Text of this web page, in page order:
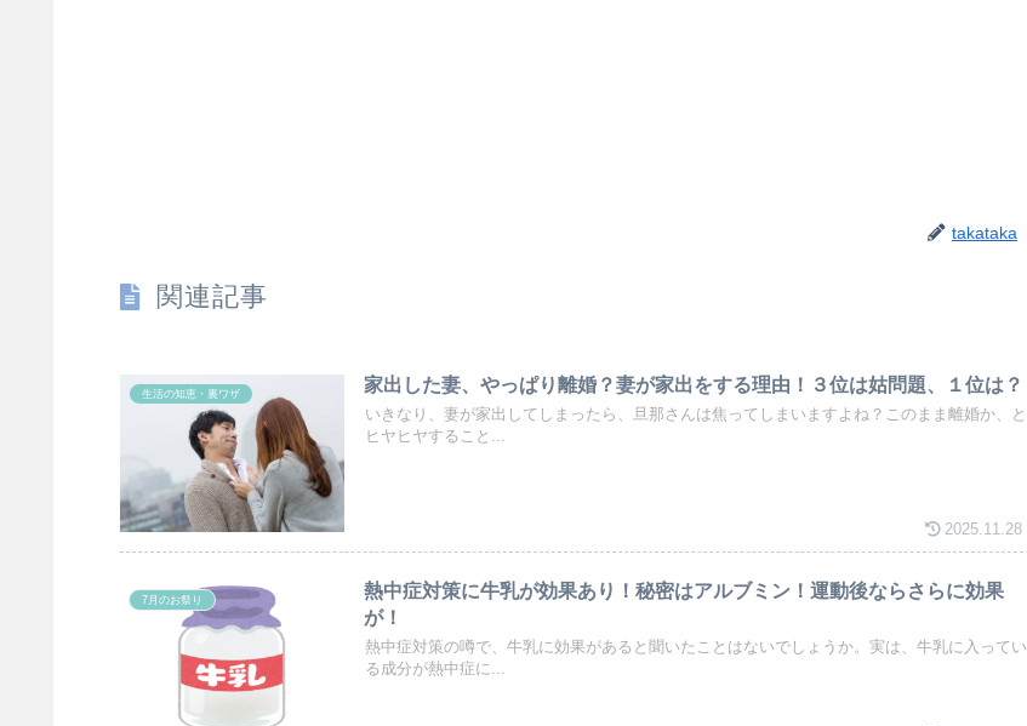
takataka
関連記事
生活の知恵・裏ワザ 家出した妻、やっぱり離婚？妻が家出をする理由！３位は姑問題、１位は？
いきなり、妻が家出してしまったら、旦那さんは焦ってしまいますよね？このまま離婚か、と
ヒヤヒヤすること...
2025.11.28
7月のお祭り
熱中症対策に牛乳が効果あり！秘密はアルブミン！運動後ならさらに効果
が！
熱中症対策の噂で、牛乳に効果があると聞いたことはないでしょうか。実は、牛乳に入ってい
る成分が熱中症に...